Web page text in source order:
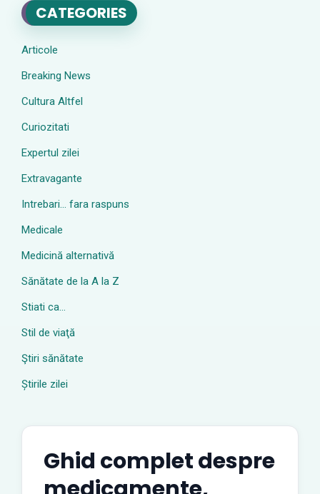
CATEGORIES
Articole
Breaking News
Cultura Altfel
Curiozitati
Expertul zilei
Extravagante
Intrebari… fara raspuns
Medicale
Medicină alternativă
Sănătate de la A la Z
Stiati ca…
Stil de viaţă
Ştiri sănătate
Știrile zilei
Ghid complet despre